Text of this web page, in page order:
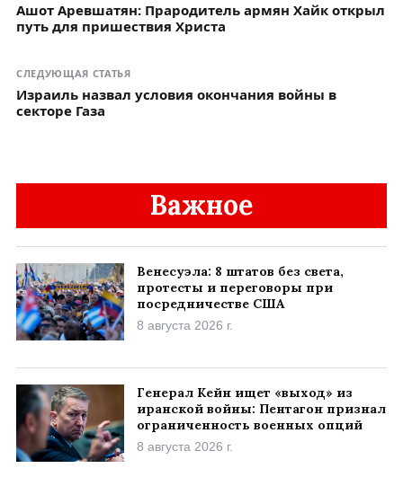
Ашот Аревшатян: Прародитель армян Хайк открыл
путь для пришествия Христа
СЛЕДУЮЩАЯ СТАТЬЯ
Израиль назвал условия окончания войны в
секторе Газа
Важное
Венесуэла: 8 штатов без света,
протесты и переговоры при
посредничестве США
8 августа 2026 г.
Генерал Кейн ищет «выход» из
иранской войны: Пентагон признал
ограниченность военных опций
8 августа 2026 г.